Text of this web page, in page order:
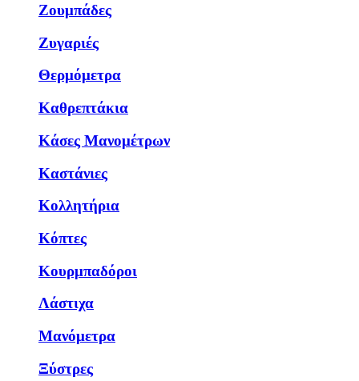
Ζουμπάδες
Ζυγαριές
Θερμόμετρα
Καθρεπτάκια
Κάσες Μανομέτρων
Καστάνιες
Κολλητήρια
Κόπτες
Κουρμπαδόροι
Λάστιχα
Μανόμετρα
Ξύστρες